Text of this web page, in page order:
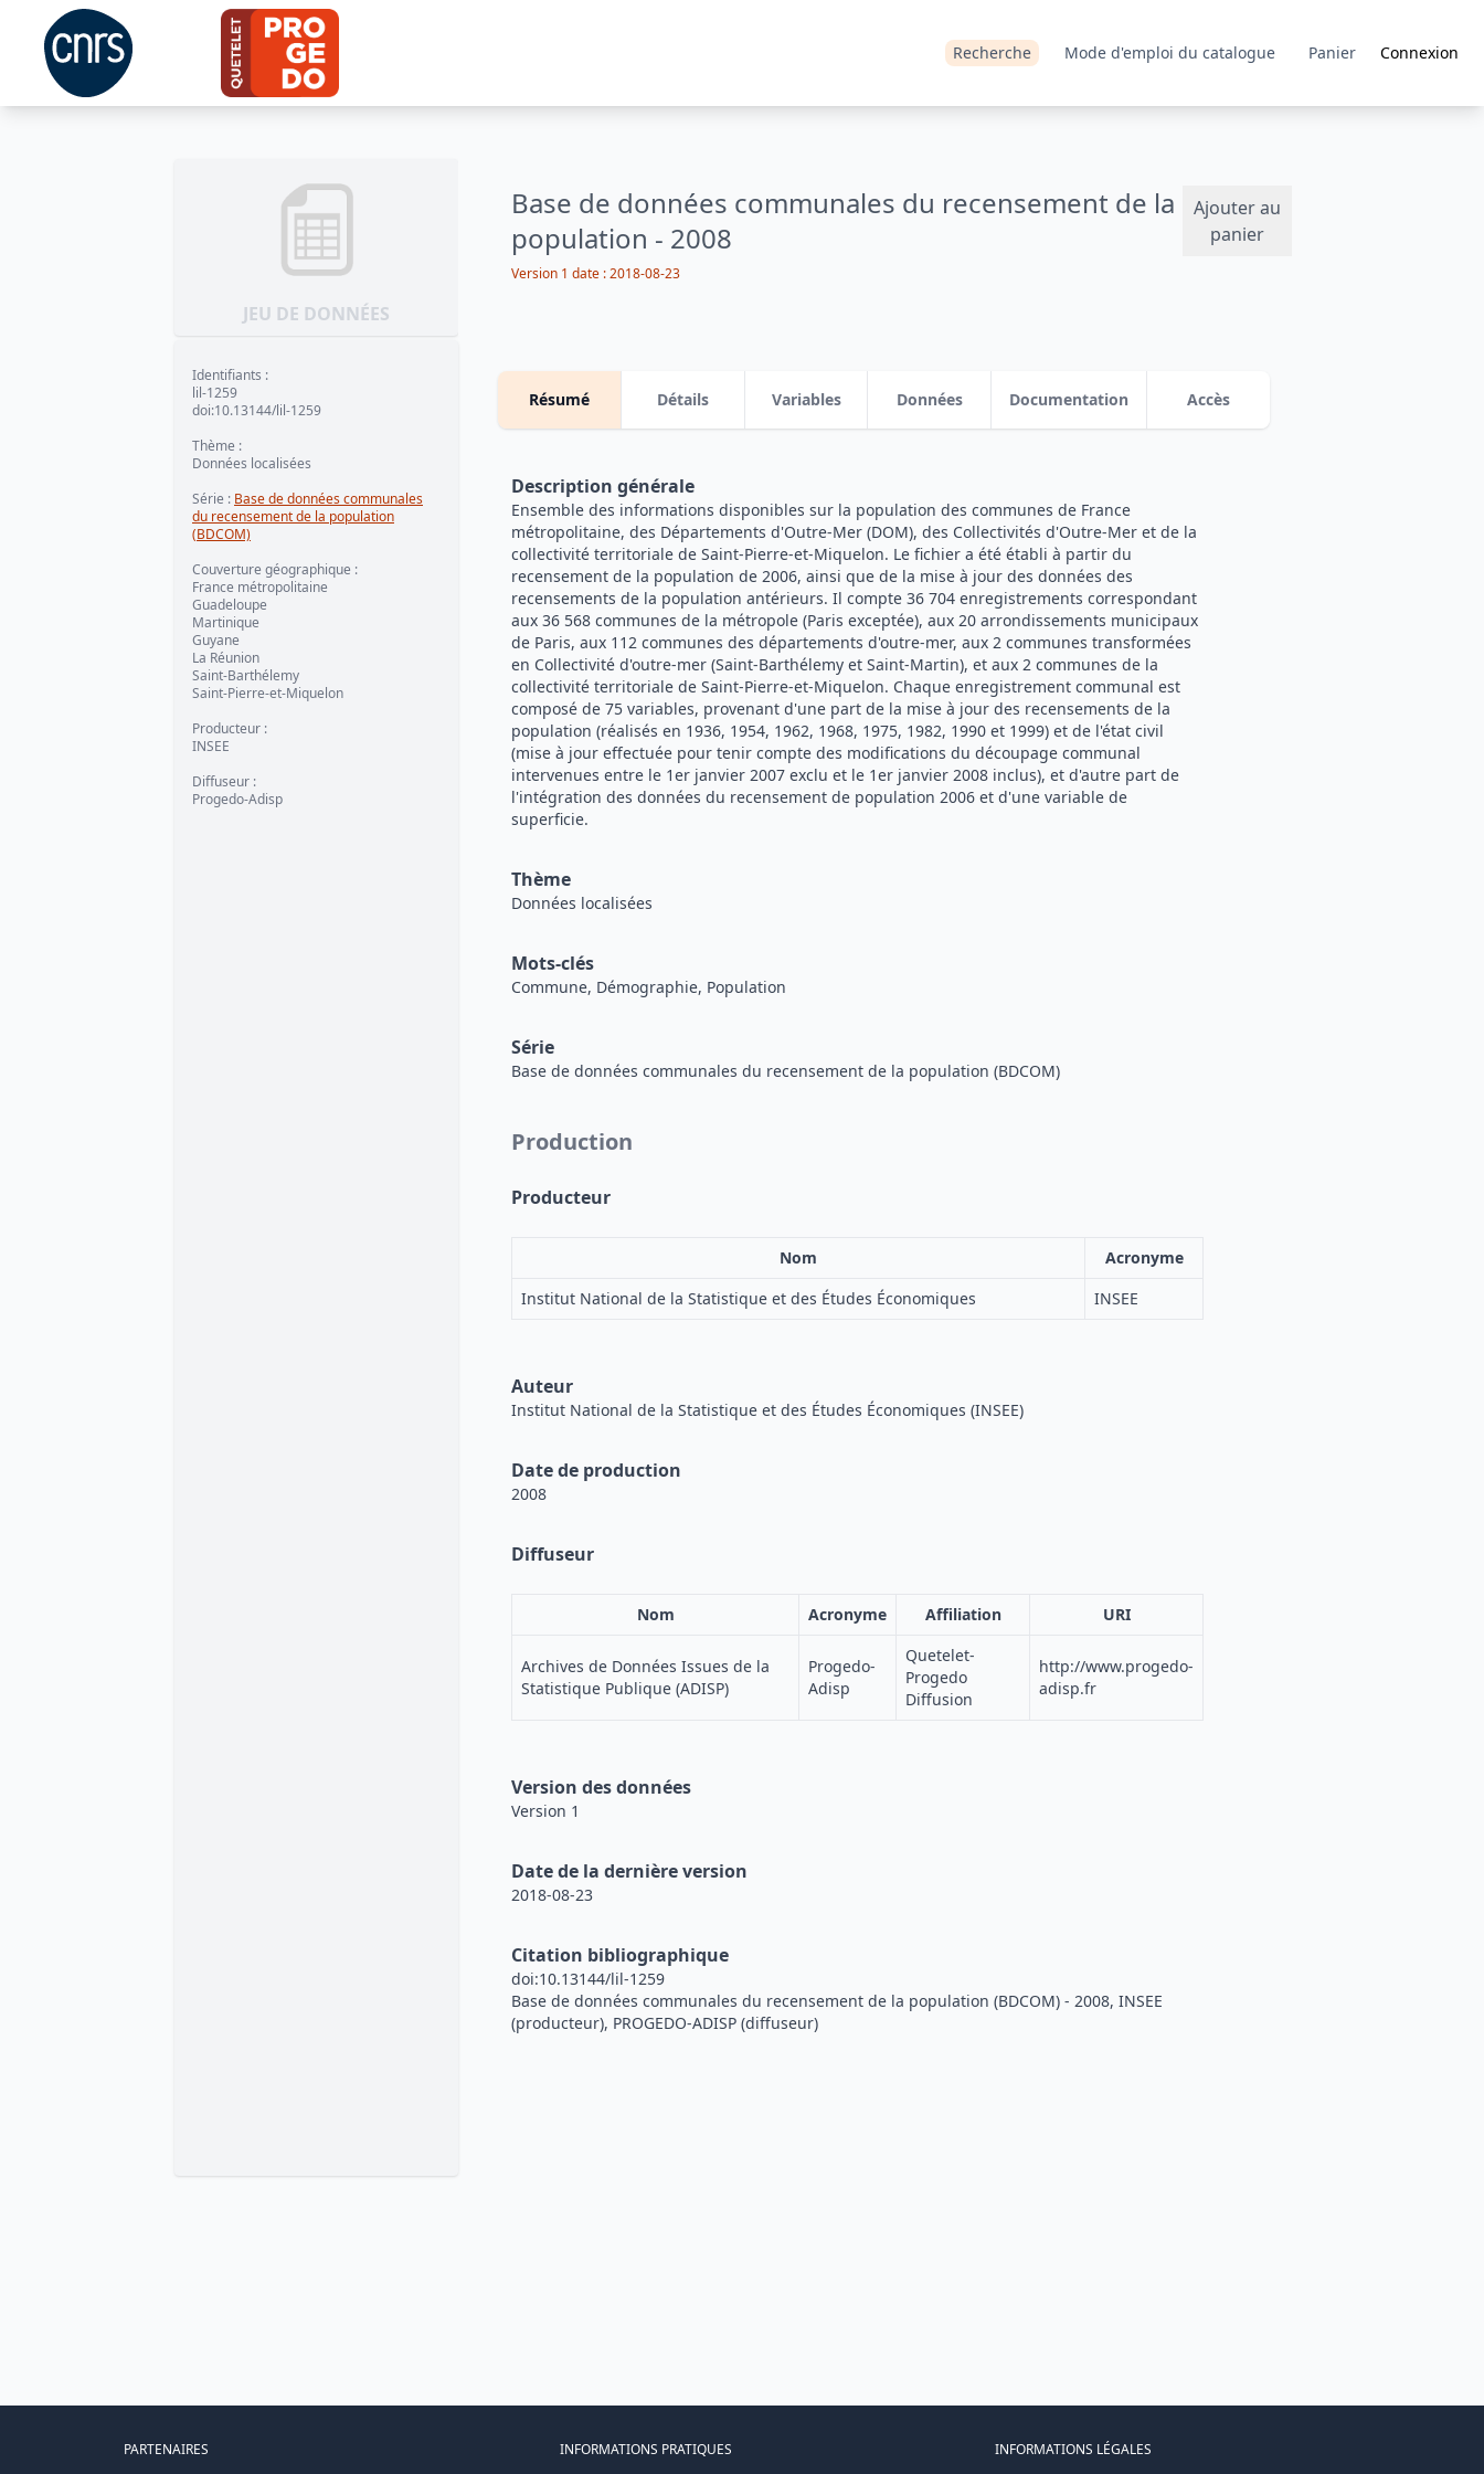
Recherche Mode d'emploi du catalogue Panier Connexion
JEU DE DONNÉES
Base de données communales du recensement de la
population - 2008
Ajouter au
panier
Version 1 date :2018-08-23
Identifiants :
lil-1259
doi:10.13144/lil-1259
Thème :
Données localisées
Série : Base de données communales
du recensement de la population
(BDCOM)
Couverture géographique :
France métropolitaine
Guadeloupe
Martinique
Guyane
La Réunion
Saint-Barthélemy
Saint-Pierre-et-Miquelon
Producteur :
INSEE
Diffuseur :
Progedo-Adisp
Résumé Détails Variables Données Documentation Accès
Description générale
Ensemble des informations disponibles sur la population des communes de France
métropolitaine, des Départements d'Outre-Mer (DOM), des Collectivités d'Outre-Mer et de la
collectivité territoriale de Saint-Pierre-et-Miquelon. Le fichier a été établi à partir du
recensement de la population de 2006, ainsi que de la mise à jour des données des
recensements de la population antérieurs. Il compte 36 704 enregistrements correspondant
aux 36 568 communes de la métropole (Paris exceptée), aux 20 arrondissements municipaux
de Paris, aux 112 communes des départements d'outre-mer, aux 2 communes transformées
en Collectivité d'outre-mer (Saint-Barthélemy et Saint-Martin), et aux 2 communes de la
collectivité territoriale de Saint-Pierre-et-Miquelon. Chaque enregistrement communal est
composé de 75 variables, provenant d'une part de la mise à jour des recensements de la
population (réalisés en 1936, 1954, 1962, 1968, 1975, 1982, 1990 et 1999) et de l'état civil
(mise à jour effectuée pour tenir compte des modifications du découpage communal
intervenues entre le 1er janvier 2007 exclu et le 1er janvier 2008 inclus), et d'autre part de
l'intégration des données du recensement de population 2006 et d'une variable de
superficie.
Thème
Données localisées
Mots-clés
Commune, Démographie, Population
Série
Base de données communales du recensement de la population (BDCOM)
Production
Producteur
Nom
Acronyme
Institut National de la Statistique et des Études Économiques
INSEE
Auteur
Institut National de la Statistique et des Études Économiques (INSEE)
Date de production
2008
Diffuseur
Nom Acronyme Affiliation URI
Archives de Données Issues de la
Statistique Publique (ADISP)
Progedo-
Adisp
Quetelet-
Progedo
Diffusion
http://www.progedo-
adisp.fr
Version des données
Version 1
Date de la dernière version
2018-08-23
Citation bibliographique
doi:10.13144/lil-1259
Base de données communales du recensement de la population (BDCOM) - 2008, INSEE
(producteur), PROGEDO-ADISP (diffuseur)
PARTENAIRES INFORMATIONS PRATIQUES INFORMATIONS LÉGALES